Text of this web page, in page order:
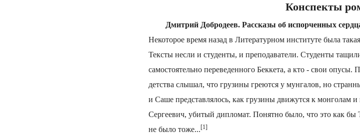
Конспекты
Дмитрий Добродеев. Рассказы об испорченных
Некоторое время назад в Литературном институте была
Тексты несли и студенты, и преподаватели. Студенты
самостоятельно переведенного Беккета, а кто - свои
детства слышал, что грузины греются у мунгалов, но
и Саше представлялось, как грузины движутся к монголам
Сергеевич, убитый дипломат. Понятно было, что это как бы
не было тоже...[1]